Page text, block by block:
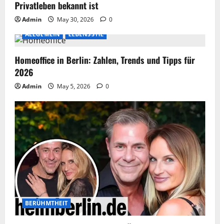
Privatleben bekannt ist
Admin May 30, 2026
0
ALLGEMEIN
LEBENSSTIL
Homeoffice in Berlin: Zahlen, Trends und Tipps für
2026
Admin May 5, 2026 0
BERÜHMTHEIT